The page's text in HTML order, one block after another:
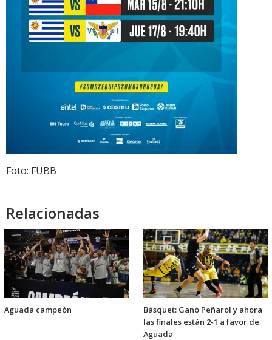
Foto: FUBB
Relacionadas
Aguada campeón
Básquet: Ganó Peñarol y ahora
las finales están 2-1 a favor de
Aguada